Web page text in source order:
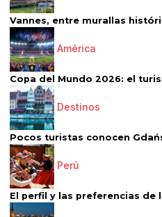
Vannes, entre murallas
América
Copa del Mundo 2026: el
Destinos
Pocos turistas conocen
Perú
El perfil y las preferencias de